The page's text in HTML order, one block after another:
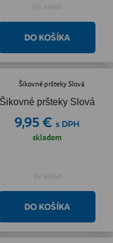
VG.44695
Šikovné pršteky Slová
9,95 € s DPH
skladom
SV.34554